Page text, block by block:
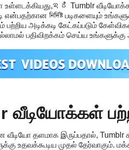
உள்ளடக்கியது,ఇది Tumblr
নির্দিষ্ট படிகளையும்
பற்றிய அடிக்கடி கேட்கப்படும்
பதிவிறக்கம் செய்ய உங்களுக்கு
வீடியோக்கள்
தளமாக இருப்பதால், Tumblr
உதவக்கூடிய முதல்